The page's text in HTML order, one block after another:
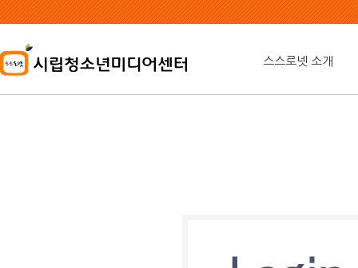
본
문
용
바
가
스스로넷 소개